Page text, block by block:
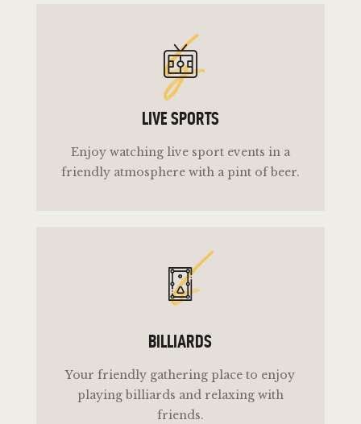
ls
LIVE SPORTS
Enjoy watching live sport events in a
friendly atmosphere with a pint of beer.
b
BILLIARDS
Your friendly gathering place to enjoy
playing billiards and relaxing with
friends.